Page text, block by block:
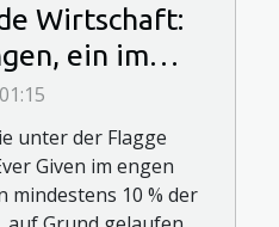
Wirtschaft:
ein im
scheitern
unter der Flagge
Given im engen
mindestens 10 % der